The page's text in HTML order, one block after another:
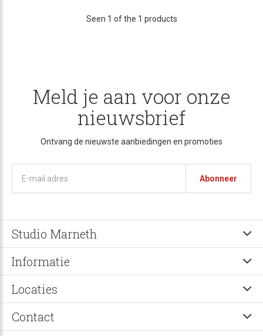
Seen 1 of the 1 products
Meld je aan voor onze
nieuwsbrief
Ontvang de nieuwste aanbiedingen en promoties
Abonneer
Studio Marneth
Informatie
Locaties
Contact